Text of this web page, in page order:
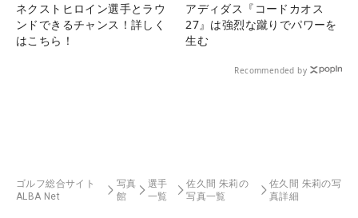
ネクストヒロイン選手とラウ
ンドできるチャンス！詳しく
はこちら！
アディダス『コードカオス
27』は強烈な蹴りでパワーを
生む
Recommended by
ゴルフ総合サイト
ALBA Net
写真
館
選手
一覧
佐久間 朱莉の
写真一覧
佐久間 朱莉の写
真詳細